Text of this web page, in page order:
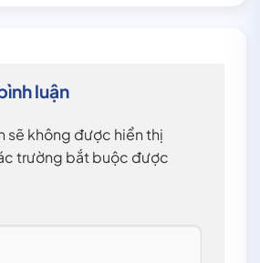
luận
sẽ không được hiển thị
trường bắt buộc được